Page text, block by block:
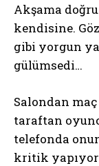
Akşama
kendisine.
gibi yorgun
gülümsedi…
Salondan
taraftan
telefonda
kritik